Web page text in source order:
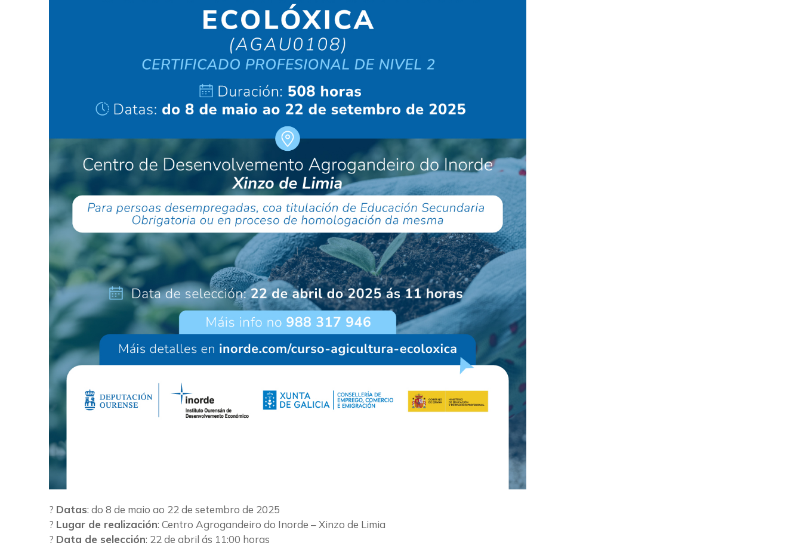
? Datas: do 8 de maio ao 22 de setembro de 2025
? Lugar de realización: Centro Agrogandeiro do Inorde – Xinzo de Limia
? Data de selección: 22 de abril ás 11:00 horas